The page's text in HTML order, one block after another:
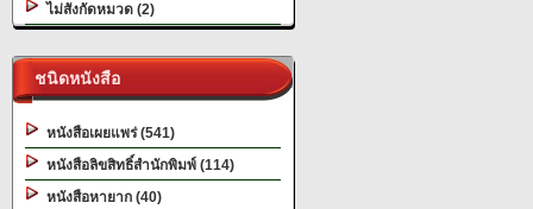
ไม่สังกัดหมวด (2)
ชนิดหนังสือ
หนังสือเผยแพร่ (541)
หนังสือลิขสิทธิ์สำนักพิมพ์ (114)
หนังสือหายาก (40)